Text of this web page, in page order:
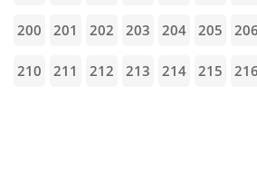
200 201 202 203 204 205 206
210 211 212 213 214 215 216